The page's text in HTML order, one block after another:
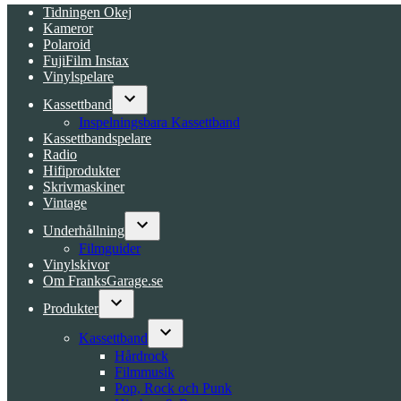
Tidningen Okej
Kameror
Polaroid
FujiFilm Instax
Vinylspelare
Kassettband
Open
dropdown
menu
Inspelningsbara Kassettband
Kassettbandspelare
Radio
Hifiprodukter
Skrivmaskiner
Vintage
Underhållning
Open
Filmguider
Vinylskivor
Om FranksGarage.se
Produkter
Open
dropdown
menu
Kassettband
Open
dropdown
menu
Hårdrock
Filmmusik
Pop, Rock och Punk